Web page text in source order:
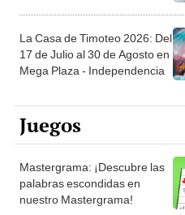
La Casa de Timoteo 2026: Del
17 de Julio al 30 de Agosto en
Mega Plaza - Independencia
Juegos
Mastergrama: ¡Descubre las
palabras escondidas en
nuestro Mastergrama!